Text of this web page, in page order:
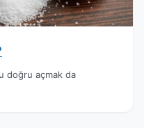
doğru açmak da